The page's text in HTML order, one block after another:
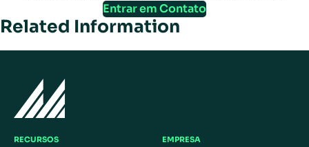
Entrar em Contato
Related Information
RECURSOS EMPRESA